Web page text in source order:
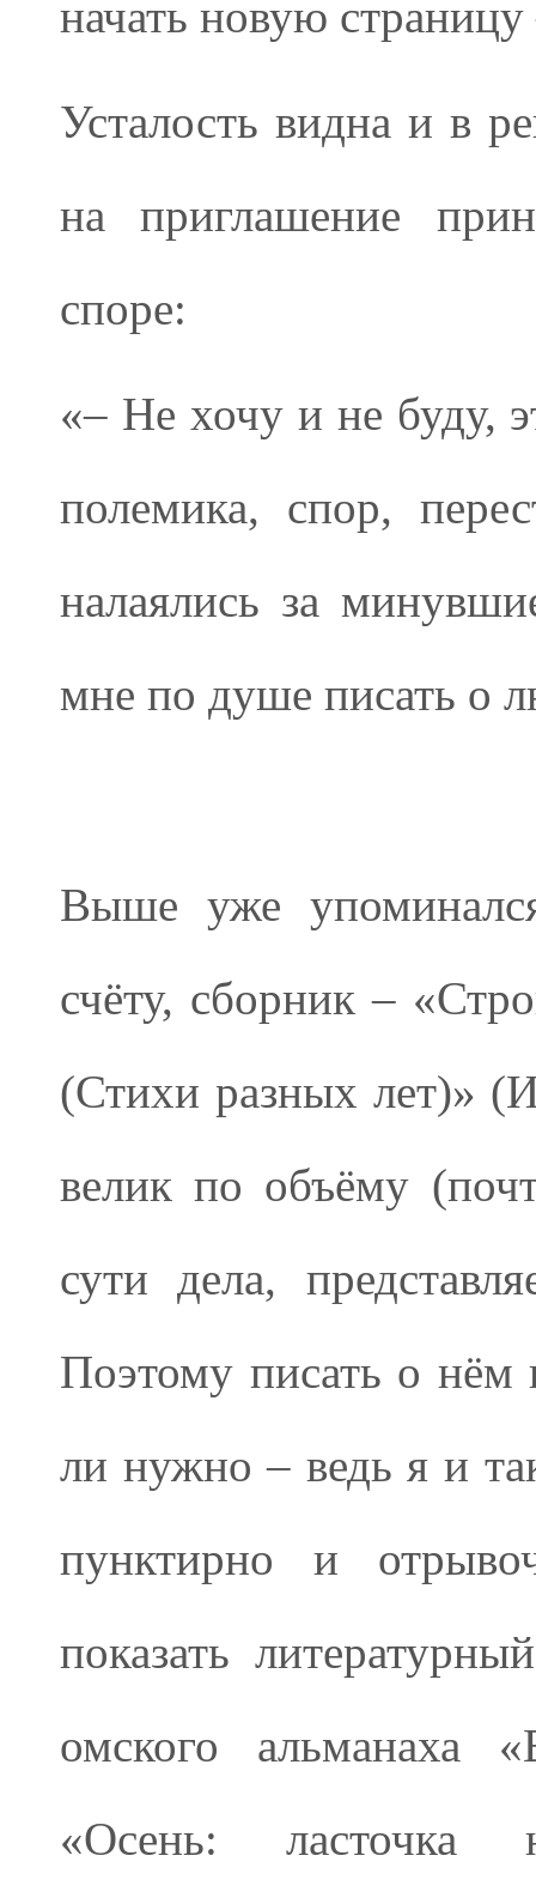
начать новую
Усталость видна и в
на приглашение
споре:
«– Не хочу и не буду,
полемика, спор,
налаялись за
мне по душе писать о
Выше уже
счёту, сборник –
(Стихи разных лет)»
велик по объёму
сути дела,
Поэтому писать о нём
ли нужно – ведь я и
пунктирно и
показать
омского альманаха
«Осень: ласточка